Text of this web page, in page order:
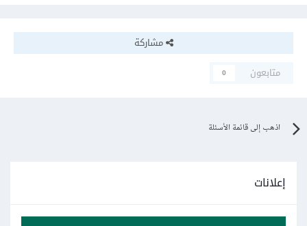
مشاركة
متابعون
0
اذهب إلى قائمة الأسئلة
إعلانات